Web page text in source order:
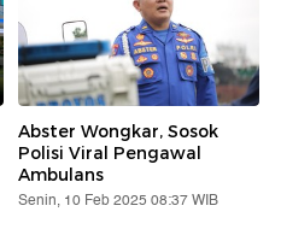
Abster Wongkar, Sosok
Polisi Viral Pengawal
Ambulans
Senin, 10 Feb 2025 08:37 WIB